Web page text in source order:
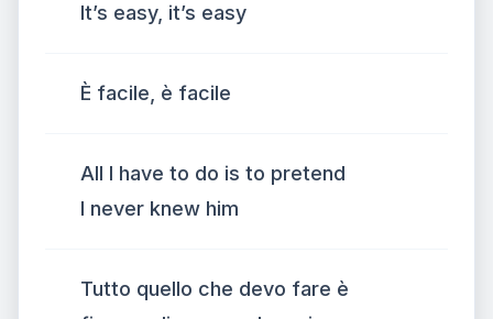
It’s easy, it’s easy
È facile, è facile
All I have to do is to pretend
I never knew him
Tutto quello che devo fare è